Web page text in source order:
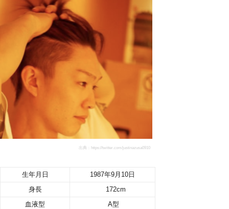
出典：https://twitter.com/justinazusa0910
生年月日
1987年9月10日
身長
172cm
血液型
A型